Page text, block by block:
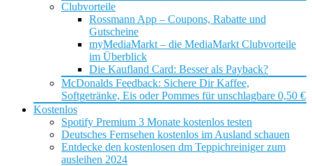
Clubvorteile
Rossmann App – Coupons, Rabatte und
Gutscheine
myMediaMarkt – die MediaMarkt Clubvorteile
im Überblick
Die Kaufland Card: Besser als Payback?
McDonalds Feedback: Sichere Dir Kaffee,
Softgetränke, Eis oder Pommes für unschlagbare 0,50 €
Kostenlos
Spotify Premium 3 Monate kostenlos testen
Deutsches Fernsehen kostenlos im Ausland schauen
Entdecke den kostenlosen dm Teppichreiniger zum
ausleihen 2024